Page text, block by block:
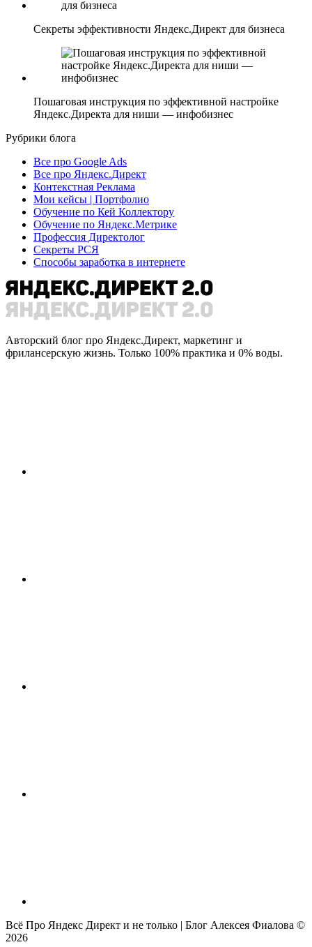
Секреты эффективности Яндекс.Директ для бизнеса
Пошаговая инструкция по эффективной настройке
Яндекс.Директа для ниши — инфобизнес
Рубрики блога
Все про Google Ads
Все про Яндекс.Директ
Контекстная Реклама
Мои кейсы | Портфолио
Обучение по Кей Коллектору
Обучение по Яндекс.Метрике
Профессия Директолог
Секреты РСЯ
Способы заработка в интернете
Авторский блог про Яндекс.Директ, маркетинг и
фрилансерскую жизнь. Только 100% практика и 0% воды.
Всё Про Яндекс Директ и не только | Блог Алексея Фиалова ©
2026